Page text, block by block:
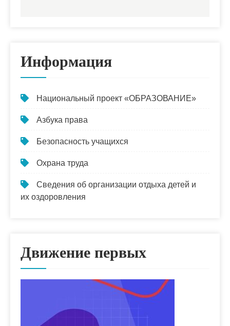
Информация
Национальный проект «ОБРАЗОВАНИЕ»
Азбука права
Безопасность учащихся
Охрана труда
Сведения об организации отдыха детей и
их оздоровления
Движение первых